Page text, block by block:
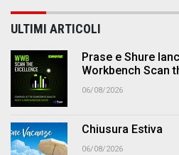
ULTIMI ARTICOLI
Prase e Shure
Workbench Scan
06/08/2026
Chiusura Estiva
06/08/2026